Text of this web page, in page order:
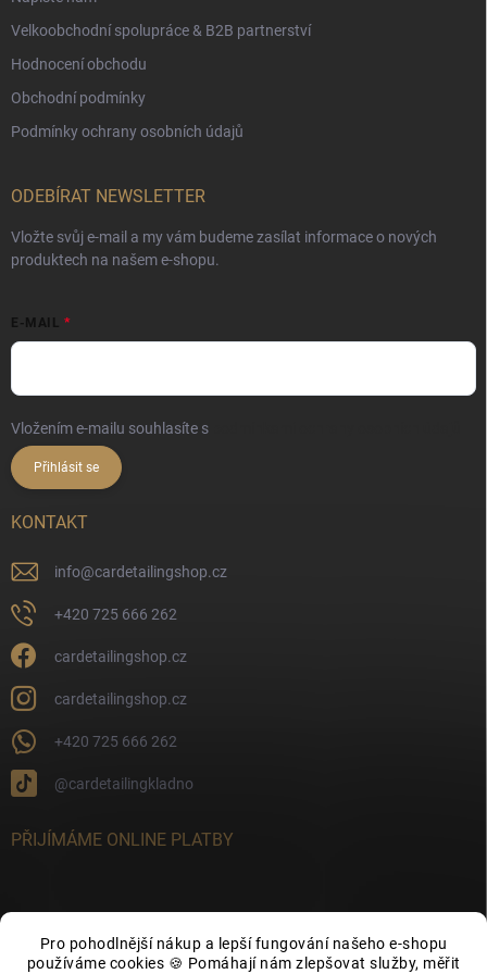
Pro pohodlnější nákup a lepší fungování našeho e-shopu
používáme cookies 🍪 Pomáhají nám zlepšovat služby, měřit
Velkoobchodní spolupráce & B2B partnerství
Hodnocení obchodu
Obchodní podmínky
Podmínky ochrany osobních údajů
ODEBÍRAT NEWSLETTER
Vložte svůj e-mail a my vám budeme zasílat informace o nových
produktech na našem e-shopu.
E-MAIL
Vložením e-mailu souhlasíte s
Přihlásit se
KONTAKT
info@cardetailingshop.cz
+420 725 666 262
cardetailingshop.cz
cardetailingshop.cz
+420 725 666 262
@cardetailingkladno
PŘIJÍMÁME ONLINE PLATBY
FACEBOOK